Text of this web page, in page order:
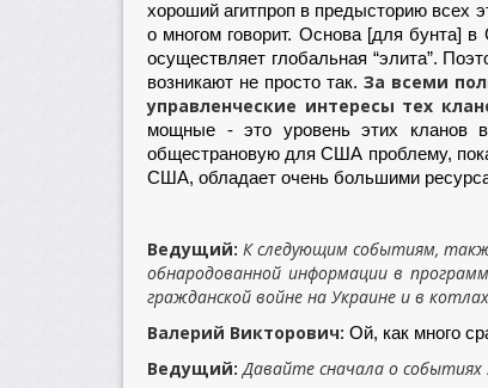
хороший агитпроп в предысторию всех
о многом говорит. Основа [для бунта]
осуществляет глобальная “элита”.
возникают не просто так. За всеми
управленческие интересы тех
мощные - это уровень этих кланов
общестрановую для США проблему,
США, обладает очень большими
Ведущий: К следующим событиям,
обнародованной информации в
гражданской войне на Украине и в
Валерий Викторович: Ой, как много
Ведущий: Давайте сначала о событиях